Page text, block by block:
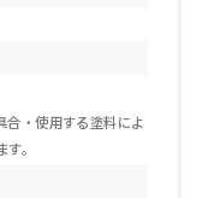
・使用する塗料によ
。